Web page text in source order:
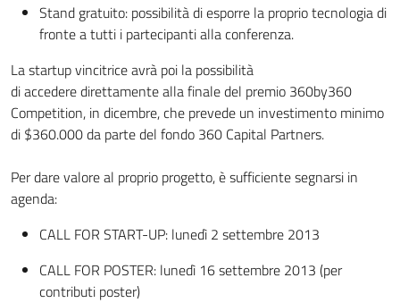
Stand gratuito: possibilità di esporre la proprio tecnologia di
fronte a tutti i partecipanti alla conferenza.
La startup vincitrice avrà poi la possibilità
di accedere direttamente alla finale del premio 360by360
Competition, in dicembre, che prevede un investimento minimo
di $360.000 da parte del fondo 360 Capital Partners.
Per dare valore al proprio progetto, è sufficiente segnarsi in
agenda:
CALL FOR START-UP: lunedì 2 settembre 2013
CALL FOR POSTER: lunedì 16 settembre 2013 (per
contributi poster)